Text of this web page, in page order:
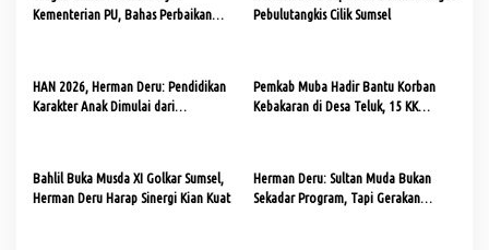
i
o
s
Kementerian PU, Bahas Perbaikan
Pebulutangkis Cilik Sumsel
HAN 2026, Herman Deru: Pendidikan
Karakter Anak Dimulai dari
Pemkab Muba Hadir Bantu Korban
Kebakaran di Desa Teluk, 15 KK
Bahlil Buka Musda XI Golkar Sumsel,
Herman Deru Harap Sinergi Kian Kuat
Herman Deru: Sultan Muda Bukan
Sekadar Program, Tapi Gerakan